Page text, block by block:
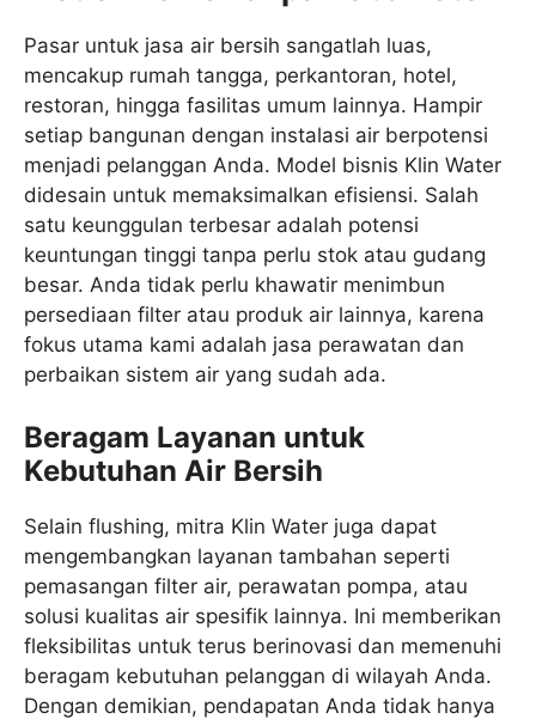
Pasar untuk jasa air bersih sangatlah luas,
mencakup rumah tangga, perkantoran, hotel,
restoran, hingga fasilitas umum lainnya. Hampir
setiap bangunan dengan instalasi air berpotensi
menjadi pelanggan Anda. Model bisnis Klin Water
didesain untuk memaksimalkan efisiensi. Salah
satu keunggulan terbesar adalah potensi
keuntungan tinggi tanpa perlu stok atau gudang
besar. Anda tidak perlu khawatir menimbun
persediaan filter atau produk air lainnya, karena
fokus utama kami adalah jasa perawatan dan
perbaikan sistem air yang sudah ada.
Beragam Layanan untuk
Kebutuhan Air Bersih
Selain flushing, mitra Klin Water juga dapat
mengembangkan layanan tambahan seperti
pemasangan filter air, perawatan pompa, atau
solusi kualitas air spesifik lainnya. Ini memberikan
fleksibilitas untuk terus berinovasi dan memenuhi
beragam kebutuhan pelanggan di wilayah Anda.
Dengan demikian, pendapatan Anda tidak hanya